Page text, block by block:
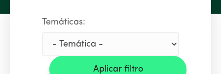
Temáticas:
Aplicar filtro